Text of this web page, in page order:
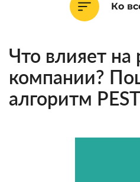
Ко
Что влияет на
компании?
алгоритм